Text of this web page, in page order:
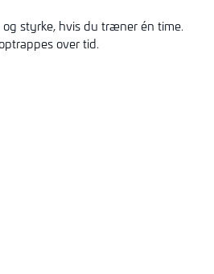
styrke, hvis du træner én time.
over tid.